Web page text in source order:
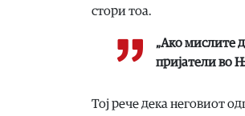
стори тоа.
„Ако мислите
пријатели во
Тој рече дека неговиот